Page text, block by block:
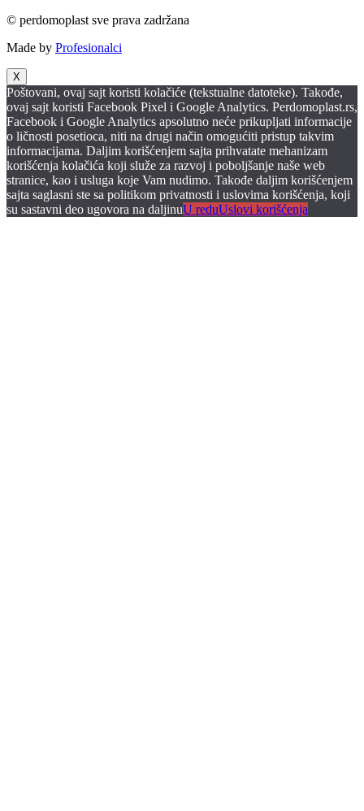
© perdomoplast sve prava zadržana
Made by Profesionalci
X
Poštovani, ovaj sajt koristi kolačiće (tekstualne datoteke). Takođe,
ovaj sajt koristi Facebook Pixel i Google Analytics. Perdomoplast.rs,
Facebook i Google Analytics apsolutno neće prikupljati informacije
o ličnosti posetioca, niti na drugi način omogućiti pristup takvim
informacijama. Daljim korišćenjem sajta prihvatate mehanizam
korišćenja kolačića koji služe za razvoj i poboljšanje naše web
stranice, kao i usluga koje Vam nudimo. Takođe daljim korišćenjem
sajta saglasni ste sa politikom privatnosti i uslovima korišćenja, koji
su sastavni deo ugovora na daljinuU reduUslovi korišćenja